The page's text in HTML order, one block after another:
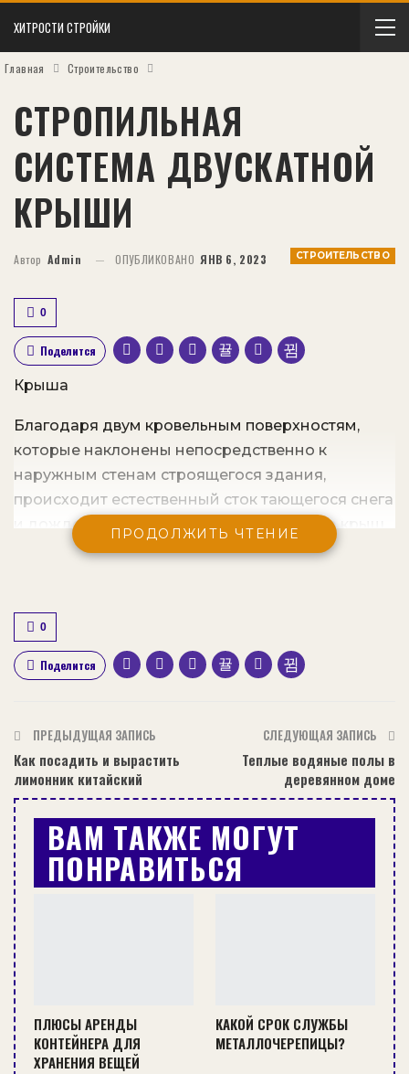
ХИТРОСТИ СТРОЙКИ
Главная Строительство
СТРОПИЛЬНАЯ
СИСТЕМА ДВУСКАТНОЙ
КРЫШИ
СТРОИТЕЛЬСТВО
Автор Admin ОПУБЛИКОВАНО ЯНВ 6, 2023
0
Поделится
Крыша
Благодаря двум кровельным поверхностям,
которые наклонены непосредственно к
наружным стенам строящегося здания,
происходит естественный сток тающегося снега
и дождевых вод. Уклон у подобного типа крыш
должен превышать как минимум 5 градусов, а
порядка 90 градусов.
Наклон скатов напрямую зависит от
особенности климатических условий в регионе.
ПРОДОЛЖИТЬ ЧТЕНИЕ
0
Поделится
ПРЕДЫДУЩАЯ ЗАПИСЬ
Как посадить и вырастить
лимонник китайский
СЛЕДУЮЩАЯ ЗАПИСЬ
Теплые водяные полы в
деревянном доме
ВАМ ТАКЖЕ МОГУТ
ПОНРАВИТЬСЯ
ПЛЮСЫ АРЕНДЫ
КОНТЕЙНЕРА ДЛЯ
ХРАНЕНИЯ ВЕЩЕЙ
КАКОЙ СРОК СЛУЖБЫ
МЕТАЛЛОЧЕРЕПИЦЫ?